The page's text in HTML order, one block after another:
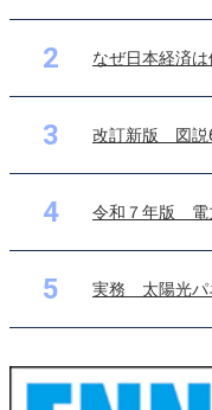
2 なぜ日本経済
3 改訂新版 図説
4 令和７年版 電
5 実務 太陽光パ